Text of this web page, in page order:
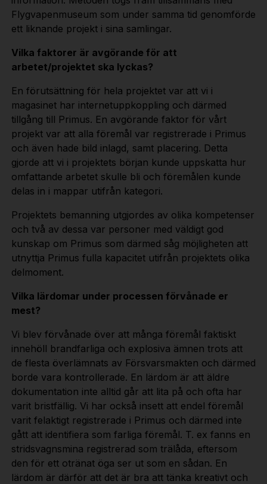
Flygvapenmuseum som under samma tid genomförde
ett liknande projekt i sina samlingar.
Vilka faktorer är avgörande för att
arbetet/projektet ska lyckas?
En förutsättning för hela projektet var att vi i
magasinet har internetuppkoppling och därmed
tillgång till Primus. En avgörande faktor för vårt
projekt var att alla föremål var registrerade i Primus
och även hade bild inlagd, samt placering. Detta
gjorde att vi i projektets början kunde uppskatta hur
omfattande arbetet skulle bli och föremålen kunde
delas in i mappar utifrån kategori.
Projektets bemanning utgjordes av olika kompetenser
och två av dessa var personer med väldigt god
kunskap om Primus som därmed såg möjligheten att
utnyttja Primus fulla kapacitet utifrån projektets olika
delmoment.
Vilka lärdomar under processen förvånade er
mest?
Vi blev förvånade över att många föremål faktiskt
innehöll brandfarliga och explosiva ämnen trots att
de flesta överlämnats av Försvarsmakten och därmed
borde vara kontrollerade. En lärdom är att äldre
dokumentation inte alltid går att lita på och ofta har
varit bristfällig. Vi har också insett att endel föremål
varit felaktigt registrerade i Primus och därmed inte
gått att identifiera som farliga föremål. T. ex fanns en
stridsvagnsmina registrerad som trälåda, eftersom
den för ett otränat öga ser ut som en sådan. En
lärdom är därför att det är bra att tänka kreativt och